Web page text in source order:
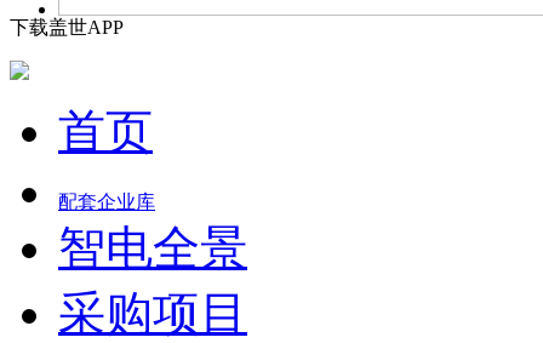
下载盖世APP
首页
配套企业库
智电全景
采购项目